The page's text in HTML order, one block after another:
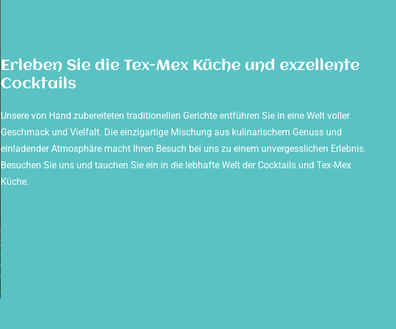
Erleben Sie die Tex-Mex Küche und exzellente
Cocktails
Unsere von Hand zubereiteten traditionellen Gerichte entführen Sie in eine Welt voller
Geschmack und Vielfalt. Die einzigartige Mischung aus kulinarischem Genuss und
einladender Atmosphäre macht Ihren Besuch bei uns zu einem unvergesslichen Erlebnis.
Besuchen Sie uns und tauchen Sie ein in die lebhafte Welt der Cocktails und Tex-Mex
Küche.